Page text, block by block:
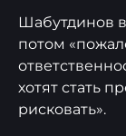
Шабутдинов
потом
хотят стать
рисковать».